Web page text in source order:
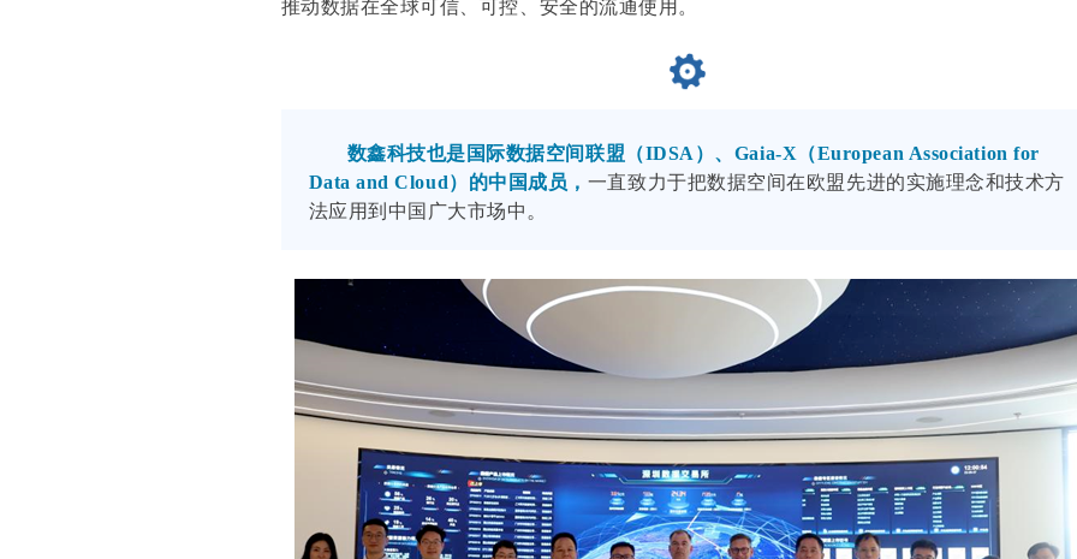
推动数据在全球可信、可控、安全的流通使用。
数鑫科技也是国际数据空间联盟（IDSA）、Gaia-X（European Association for
Data and Cloud）的中国成员， 一直致力于把数据空间在欧盟先进的实施理念和技术方
法应用到中国广大市场中。